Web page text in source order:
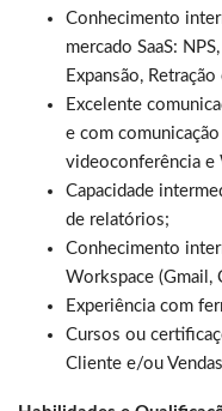
Conhecimento
mercado SaaS:
Expansão, Retração
Excelente
e com
videoconferência e
Capacidade
de relatórios;
Conhecimento
Workspace (Gmail,
Experiência com
Cursos ou
Cliente e/ou